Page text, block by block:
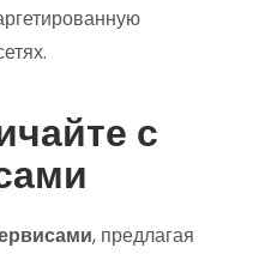
с
, предлагая